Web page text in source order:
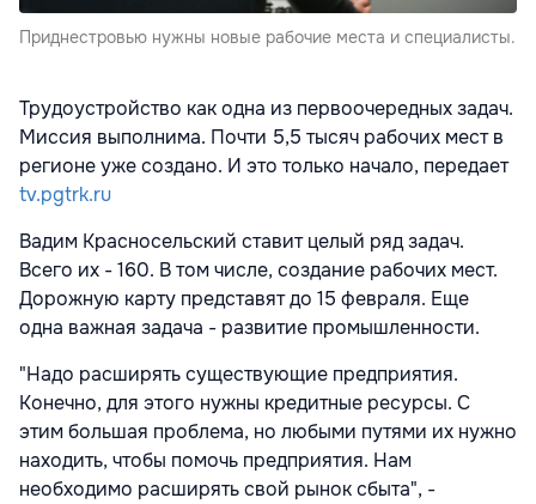
Приднестровью нужны новые рабочие места и специалисты.
Трудоустройство как одна из первоочередных задач.
Миссия выполнима. Почти 5,5 тысяч рабочих мест в
регионе уже создано. И это только начало, передает
tv.pgtrk.ru
Вадим Красносельский ставит целый ряд задач.
Всего их - 160. В том числе, создание рабочих мест.
Дорожную карту представят до 15 февраля. Еще
одна важная задача - развитие промышленности.
"Надо расширять существующие предприятия.
Конечно, для этого нужны кредитные ресурсы. С
этим большая проблема, но любыми путями их нужно
находить, чтобы помочь предприятия. Нам
необходимо расширять свой рынок сбыта", -